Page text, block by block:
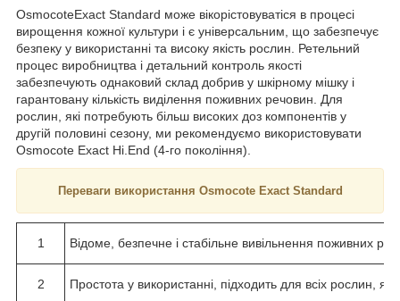
OsmocoteExact Standard може вікорістовуватіся в процесі
вирощення кожної культури і є універсальним, що забезпечує
безпеку у використанні та високу якість рослин. Ретельний
процес виробництва і детальний контроль якості
забезпечують однаковий склад добрив у шкірному мішку і
гарантовану кількість виділення поживних речовин. Для
рослин, які потребують більш високих доз компонентів у
другій половині сезону, ми рекомендуємо використовувати
Osmocote Exact Hi.End (4-го покоління).
Переваги використання Osmocote Exact Standard
1 Відоме, безпечне і стабільне вивільнення поживних
2 Простота у використанні, підходить для всіх рослин,